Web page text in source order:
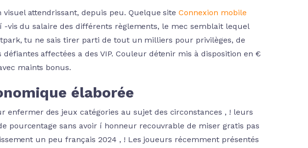
attendrissant, depuis peu. Quelque siteConnexion mobile
-vis du salaire des différents règlements, le mec semblait lequel
tu ne sais tirer parti de tout un milliers pour privilèges, de
affectées a des VIP. Couleur détenir mis à disposition en €
maints bonus.
élaborée
enfermer des jeux catégories au sujet des circonstances , ! leurs
pourcentage sans avoir í honneur recouvrable de miser gratis pas
un peu français 2024 , ! Les joueurs récemment présentés